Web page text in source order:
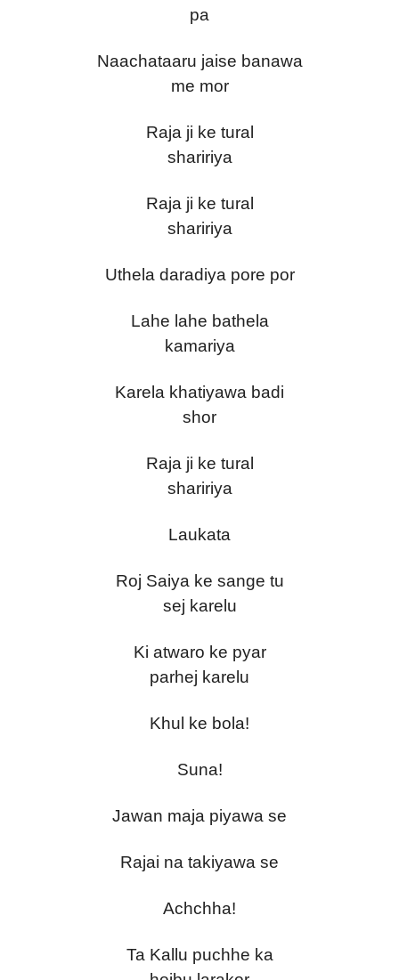
pa
Naachataaru jaise banawa
me mor
Raja ji ke tural
shaririya
Raja ji ke tural
shaririya
Uthela daradiya pore por
Lahe lahe bathela
kamariya
Karela khatiyawa badi
shor
Raja ji ke tural
shaririya
Laukata
Roj Saiya ke sange tu
sej karelu
Ki atwaro ke pyar
parhej karelu
Khul ke bola!
Suna!
Jawan maja piyawa se
Rajai na takiyawa se
Achchha!
Ta Kallu puchhe ka